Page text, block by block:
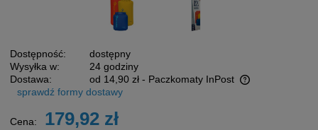
Dostępność:
dostępny
Wysyłka w:
24 godziny
Dostawa:
od 14,90 zł - Paczkomaty InPost
Cena nie zawiera ewentualnych kosztów płatności
sprawdź formy dostawy
Cena: 179,92 zł